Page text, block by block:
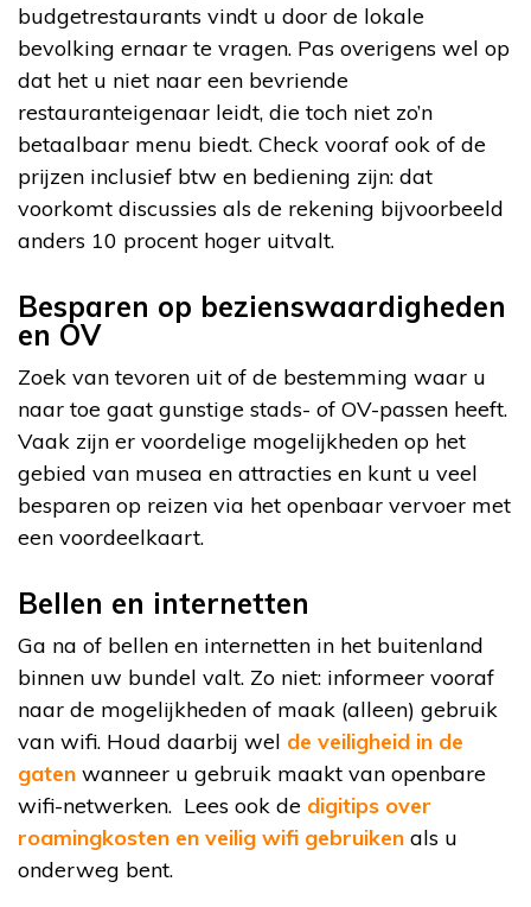
budgetrestaurants vindt u door de lokale
bevolking ernaar te vragen. Pas overigens wel op
dat het u niet naar een bevriende
restauranteigenaar leidt, die toch niet zo’n
betaalbaar menu biedt. Check vooraf ook of de
prijzen inclusief btw en bediening zijn: dat
voorkomt discussies als de rekening bijvoorbeeld
anders 10 procent hoger uitvalt.
Besparen op bezienswaardigheden
en OV
Zoek van tevoren uit of de bestemming waar u
naar toe gaat gunstige stads- of OV-passen heeft.
Vaak zijn er voordelige mogelijkheden op het
gebied van musea en attracties en kunt u veel
besparen op reizen via het openbaar vervoer met
een voordeelkaart.
Bellen en internetten
Ga na of bellen en internetten in het buitenland
binnen uw bundel valt. Zo niet: informeer vooraf
naar de mogelijkheden of maak (alleen) gebruik
van wifi. Houd daarbij wel de veiligheid in de
gaten wanneer u gebruik maakt van openbare
wifi-netwerken. Lees ook de digitips over
roamingkosten en veilig wifi gebruiken als u
onderweg bent.